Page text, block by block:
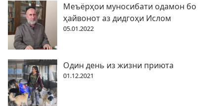
Меъёрҳои муносибати одамон бо
ҳайвонот аз дидгоҳи Ислом
05.01.2022
Один день из жизни приюта
01.12.2021